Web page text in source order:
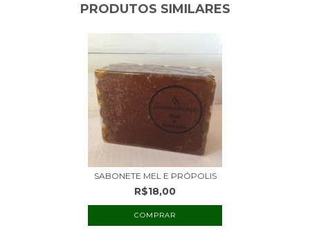
PRODUTOS SIMILARES
SABONETE MEL E PRÓPOLIS
R$18,00